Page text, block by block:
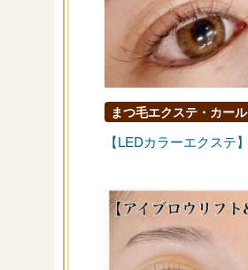
まつ毛エクステ・カール
【LEDカラーエクステ】